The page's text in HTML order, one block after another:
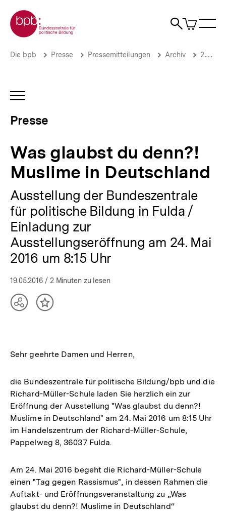
zum
Seiteninhalt
springen
Zur Startseite der bpb
Suche
Artikel
im
Was
Muslime
bpb.de
Brotkrümelnavigation
Pfadnavigation
Die bpb Presse Pressemitteilungen Archiv 2016
INHALTSNAVIGATION
Presse
Was glaubst du denn?!
Muslime in Deutschland
Ausstellung der Bundeszentrale
für politische Bildung in Fulda /
Einladung zur
Ausstellungseröffnung am 24. Mai
2016 um 8:15 Uhr
19.05.2016 / 2 Minuten zu lesen
TeilenInhalt
Sehr geehrte Damen und Herren,
die Bundeszentrale für politische Bildung/bpb und die
Richard-Müller-Schule laden Sie herzlich ein zur
Eröffnung der Ausstellung "Was glaubst du denn?!
Muslime in Deutschland" am 24. Mai 2016 um 8:15 Uhr
im Handelszentrum der Richard-Müller-Schule,
Pappelweg 8, 36037 Fulda.
Am 24. Mai 2016 begeht die Richard-Müller-Schule
einen "Tag gegen Rassismus", in dessen Rahmen die
Auftakt- und Eröffnungsveranstaltung zu „Was
glaubst du denn?! Muslime in Deutschland“